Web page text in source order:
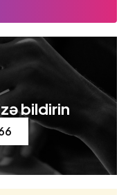
bildirin